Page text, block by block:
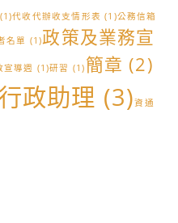
(1)代收代辦收支情形表 (1)公務信箱
名單 (1)政策及業務宣
宣導週 (1)研習 (1) 簡章 (2)
政助理 (3)資通